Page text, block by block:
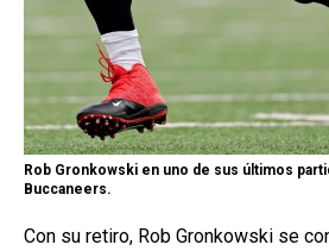
Rob Gronkowski en uno de sus últimos
Buccaneers.
Con su retiro, Rob Gronkowski se